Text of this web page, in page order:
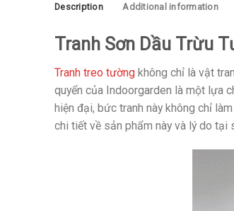
Description Additional information
Tranh Sơn Dầu Trừu
Tranh treo tường không chỉ là vật
quyển của Indoorgarden là một lựa
hiện đại, bức tranh này không chỉ
chi tiết về sản phẩm này và lý do tại